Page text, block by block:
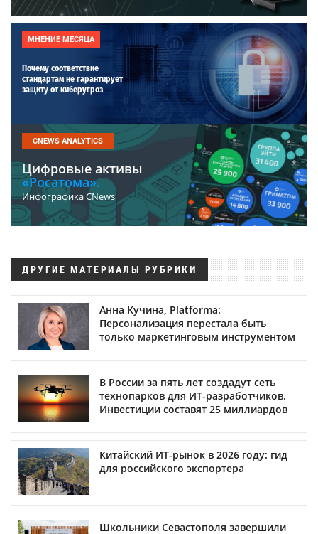
МНЕНИЕ МЕСЯЦА
Почему соответствие
стандартам не гарантирует
защиту от киберугроз
CNEWS ANALYTICS
Цифровые активы
«Росатома».
Инфографика CNews
ДРУГИЕ МАТЕРИАЛЫ РУБРИКИ
Анна Кучина, Platforma:
Персонализация перестала быть
только маркетинговым инструментом
В России за пять лет создадут сеть
технопарков для ИТ-разработчиков.
Инвестиции составят 25 миллиардов
Китайский ИТ-рынок в 2026 году: гид
для российского экспортера
Школьники Севастополя завершили